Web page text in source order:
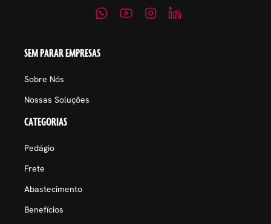
SEM PARAR EMPRESAS
Sobre Nós
Nossas Soluções
CATEGORIAS
Pedágio
Frete
Abastecimento
Benefícios